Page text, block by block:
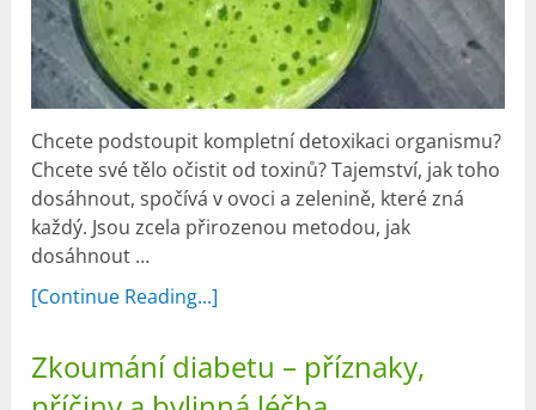
Chcete podstoupit kompletní detoxikaci organismu?
Chcete své tělo očistit od toxinů? Tajemství, jak toho
dosáhnout, spočívá v ovoci a zelenině, které zná
každý. Jsou zcela přirozenou metodou, jak
dosáhnout …
[Continue Reading...]
Zkoumání diabetu – příznaky,